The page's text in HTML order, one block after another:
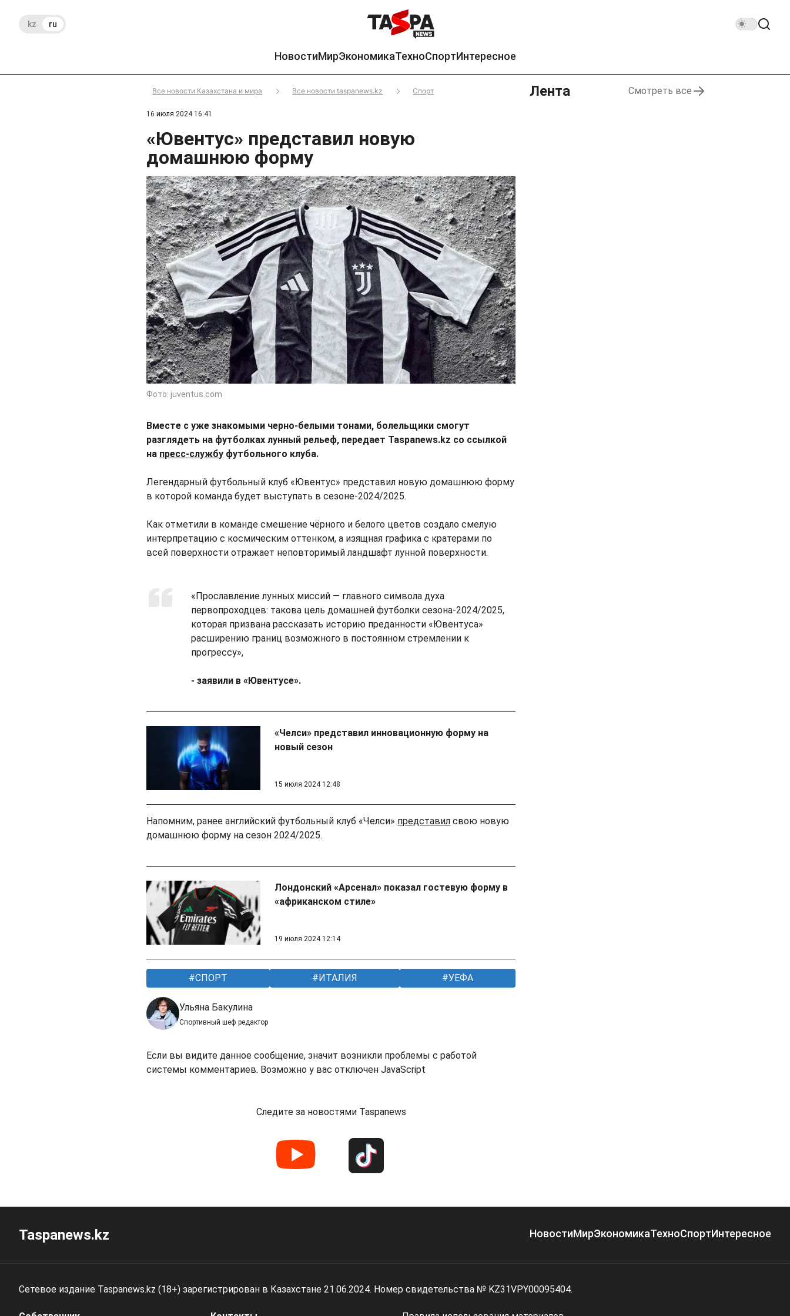
kz ru
НовостиМирЭкономикаТехноСпортИнтересное
Все новости Казахстана и мира Все новости taspanews.kz Спорт
16 июля 2024 16:41
«Ювентус» представил новую
домашнюю форму
Фото: juventus.com
Вместе с уже знакомыми черно-белыми тонами, болельщики смогут
разглядеть на футболках лунный рельеф, передает Taspanews.kz со ссылкой
на пресс-службу футбольного клуба.
Легендарный футбольный клуб «Ювентус» представил новую домашнюю форму
в которой команда будет выступать в сезоне-2024/2025.
Как отметили в команде смешение чёрного и белого цветов создало смелую
интерпретацию с космическим оттенком, а изящная графика с кратерами по
всей поверхности отражает неповторимый ландшафт лунной поверхности.
«Прославление лунных миссий — главного символа духа
первопроходцев: такова цель домашней футболки сезона-2024/2025,
которая призвана рассказать историю преданности «Ювентуса»
расширению границ возможного в постоянном стремлении к
прогрессу»,
- заявили в «Ювентусе».
«Челси» представил инновационную форму на
новый сезон
15 июля 2024 12:48
Напомним, ранее английский футбольный клуб «Челси» представил свою новую
домашнюю форму на сезон 2024/2025.
Лондонский «Арсенал» показал гостевую форму в
«африканском стиле»
19 июля 2024 12:14
СПОРТ ИТАЛИЯ УЕФА
Ульяна Бакулина
Спортивный шеф редактор
Если вы видите данное сообщение, значит возникли проблемы с работой
системы комментариев. Возможно у вас отключен JavaScript
Следите за новостями Taspanews
Лента Смотреть все
Taspanews.kz НовостиМирЭкономикаТехноСпортИнтересное
Сетевое издание Taspanews.kz (18+) зарегистрирован в Казахстане 21.06.2024. Номер свидетельства № KZ31VPY00095404.